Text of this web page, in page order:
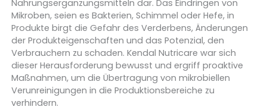
Nahrungsergänzungsmitteln dar. Das Eindringen von
Mikroben, seien es Bakterien, Schimmel oder Hefe, in
Produkte birgt die Gefahr des Verderbens, Änderungen
der Produkteigenschaften und das Potenzial, den
Verbrauchern zu schaden. Kendal Nutricare war sich
dieser Herausforderung bewusst und ergriff proaktive
Maßnahmen, um die Übertragung von mikrobiellen
Verunreinigungen in die Produktionsbereiche zu
verhindern.